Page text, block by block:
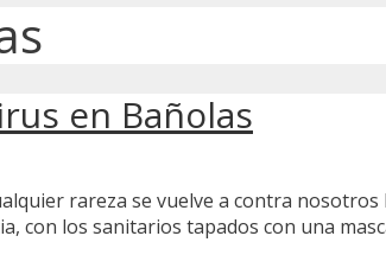
en Bañolas
rareza se vuelve a contra
con los sanitarios tapados con una